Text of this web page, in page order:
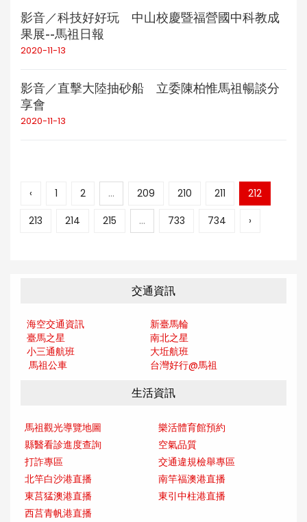
影音／科技好好玩 中山校慶暨福營國中科教成
果展--馬祖日報
2020-11-13
影音／直擊大陸抽砂船 立委陳柏惟馬祖暢談分
享會
2020-11-13
‹ 1 2 ... 209 210 211
212
213
214 215 ... 733 734 ›
交通資訊
海空交通資訊
新臺馬輪
臺馬之星
南北之星
小三通航班
大坵航班
馬祖公車
台灣好行@馬祖
生活資訊
馬祖觀光導覽地圖
樂活體育館預約
縣醫看診進度查詢
空氣品質
打詐專區
交通違規檢舉專區
北竿白沙港直播
南竿福澳港直播
東莒猛澳港直播
東引中柱港直播
西莒青帆港直播